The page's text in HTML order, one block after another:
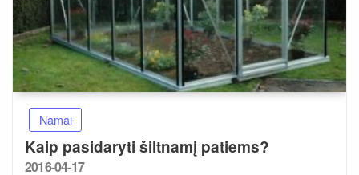
Namai
Kaip pasidaryti šiltnamį patiems?
Posted
2016-04-17